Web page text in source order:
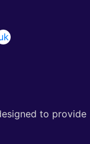
to provide